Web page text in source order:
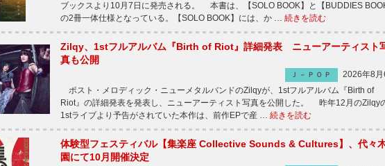
ブックスより10月7日に発売される。 本書は、【SOLO BOOK】と【BUDDIES
の2冊一体仕様となっている。【SOLO BOOK】には、か … 続きを読む
Zilqy、1stフルアルバム『Birth of Riot』詳細発表 ニューアーティスト
真も公開
Ｊ－ＰＯＰ
2026年8月
ポスト・メロディック・ニューメタルバンドのZilqyが、1stフルアルバム『Birth of
Riot』の詳細発表を発表し、ニューアーティスト写真を公開した。 昨年12月のZilqy
1stライブより予告がされていた本作は、前作EPで産 … 続きを読む
体験型フェスティバル【集楽座 Collective Sounds & Cultures】、代々
園にて10月開催決定